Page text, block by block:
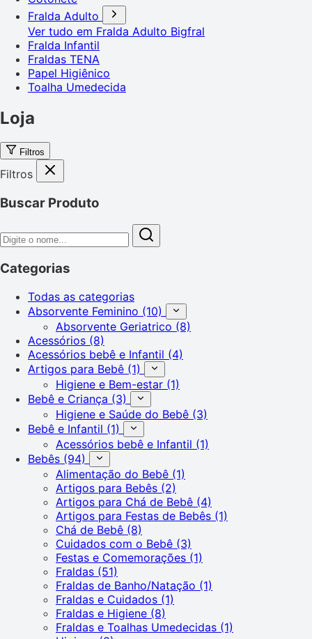
Fralda Adulto
Ver tudo em Fralda Adulto Bigfral
Fralda Infantil
Fraldas TENA
Papel Higiênico
Toalha Umedecida
Loja
Filtros
Filtros
Buscar Produto
Categorias
Todas as categorias
Absorvente Feminino (10)
Absorvente Geriatrico (8)
Acessórios (8)
Acessórios bebê e Infantil (4)
Artigos para Bebê (1)
Higiene e Bem-estar (1)
Bebê e Criança (3)
Higiene e Saúde do Bebê (3)
Bebê e Infantil (1)
Acessórios bebê e Infantil (1)
Bebês (94)
Alimentação do Bebê (1)
Artigos para Bebês (2)
Artigos para Chá de Bebê (4)
Artigos para Festas de Bebês (1)
Chá de Bebê (8)
Cuidados com o Bebê (3)
Festas e Comemorações (1)
Fraldas (51)
Fraldas de Banho/Natação (1)
Fraldas e Cuidados (1)
Fraldas e Higiene (8)
Fraldas e Toalhas Umedecidas (1)